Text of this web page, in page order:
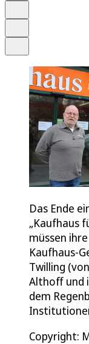
Das Ende
„Kaufhaus
müssen
Kaufhaus-
Twilling
Althoff und
dem
Copyright: